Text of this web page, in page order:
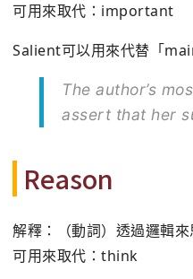
可用來取代：important
Salient可以用來代替「
The author’s
assert that her
Reason
解釋：（動詞）透過邏輯
可用來取代：think